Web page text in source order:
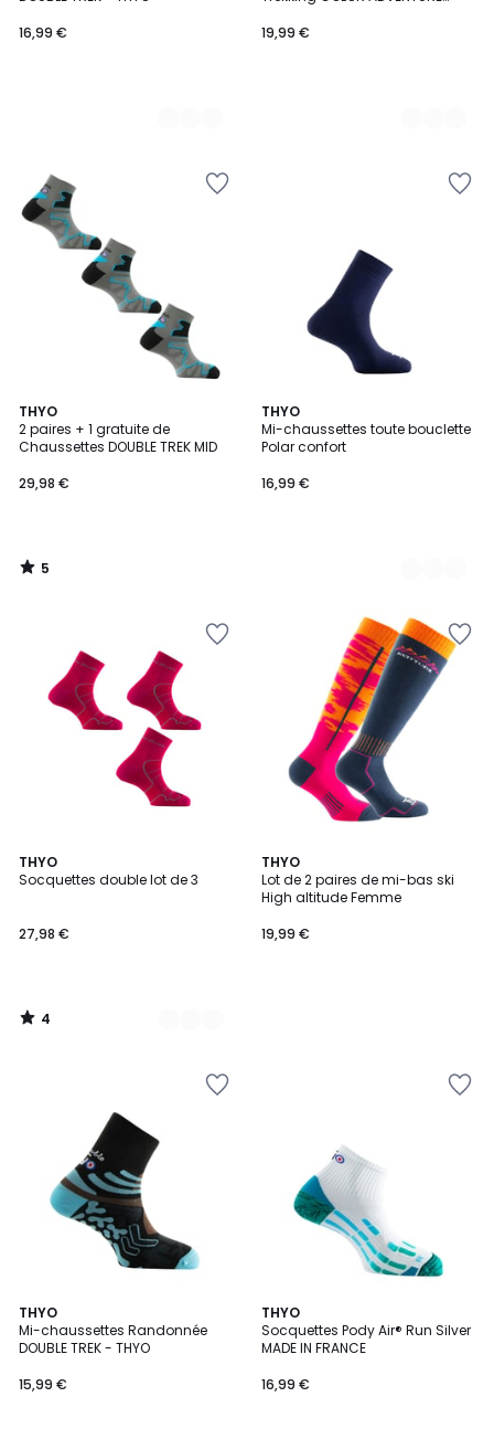
16,99 €
19,99 €
THYO
2 paires + 1 gratuite de
Chaussettes DOUBLE TREK MID
29,98 €
5
/
5
5
/
THYO
Mi-chaussettes toute bouclette
Polar confort
16,99 €
2
Couleurs
THYO
Socquettes double lot de 3
27,98 €
4
/
5
Couleurs
4
/
THYO
Lot de 2 paires de mi-bas ski
High altitude Femme
19,99 €
THYO
Mi-chaussettes Randonnée
DOUBLE TREK - THYO
15,99 €
5
Couleurs
THYO
Socquettes Pody Air® Run Silver
MADE IN FRANCE
16,99 €